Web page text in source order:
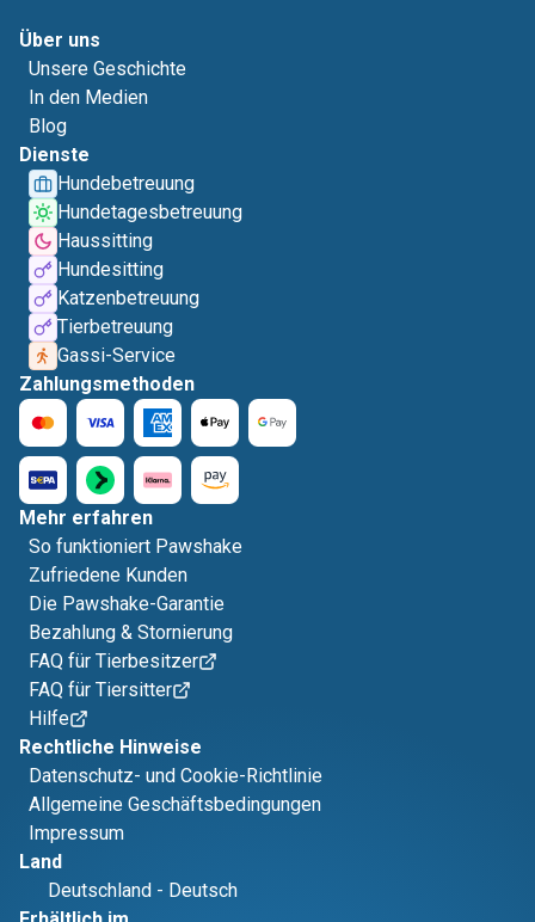
Über uns
Unsere Geschichte
In den Medien
Blog
Dienste
Hundebetreuung
Hundetagesbetreuung
Haussitting
Hundesitting
Katzenbetreuung
Tierbetreuung
Gassi-Service
Zahlungsmethoden
Mehr erfahren
So funktioniert Pawshake
Zufriedene Kunden
Die Pawshake-Garantie
Bezahlung & Stornierung
FAQ für Tierbesitzer
FAQ für Tiersitter
Hilfe
Rechtliche Hinweise
Datenschutz- und Cookie-Richtlinie
Allgemeine Geschäftsbedingungen
Impressum
Land
Deutschland - Deutsch